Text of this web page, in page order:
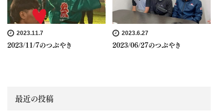
2023.11.7
2023/11/7のつぶやき
2023.6.27
2023/06/27のつぶやき
最近の投稿